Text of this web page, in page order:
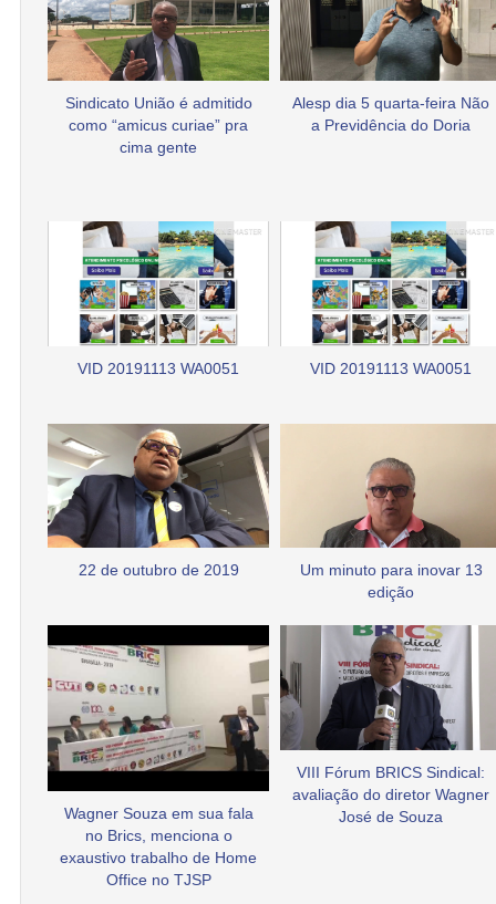
Sindicato União é admitido
como “amicus curiae” pra
cima gente
Alesp dia 5 quarta-feira Não
a Previdência do Doria
VID 20191113 WA0051 VID 20191113 WA0051
22 de outubro de 2019
Um minuto para inovar 13
edição
Wagner Souza em sua fala
no Brics, menciona o
exaustivo trabalho de Home
Office no TJSP
VIII Fórum BRICS Sindical:
avaliação do diretor Wagner
José de Souza